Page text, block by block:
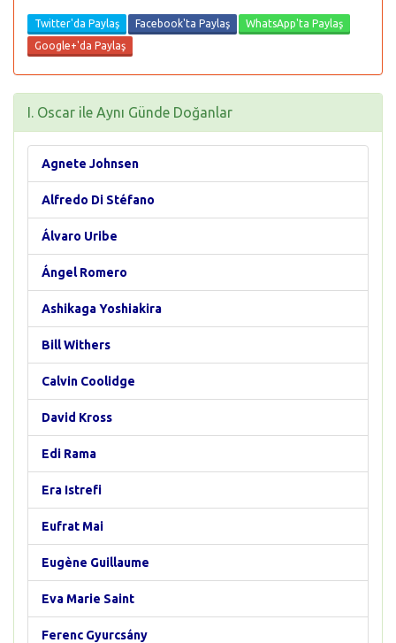
Twitter'da Paylaş Facebook'ta Paylaş
WhatsApp'ta Paylaş
Google+'da Paylaş
I. Oscar ile Aynı Günde Doğanlar
Agnete Johnsen
Alfredo Di Stéfano
Álvaro Uribe
Ángel Romero
Ashikaga Yoshiakira
Bill Withers
Calvin Coolidge
David Kross
Edi Rama
Era Istrefi
Eufrat Mai
Eugène Guillaume
Eva Marie Saint
Ferenc Gyurcsány